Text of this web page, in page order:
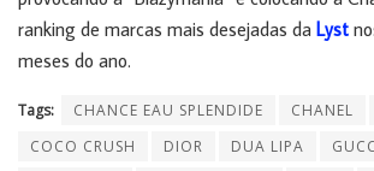
ranking de marcas mais desejadas da Lyst
meses do ano.
Tags: CHANCE EAU SPLENDIDE CHANEL
COCO CRUSH
DIOR DUA LIPA